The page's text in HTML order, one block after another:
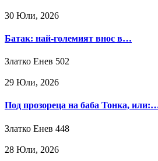
30 Юли, 2026
Батак: най-големият внос в…
Златко Енев 502
29 Юли, 2026
Под прозореца на баба Тонка,
Златко Енев 448
28 Юли, 2026